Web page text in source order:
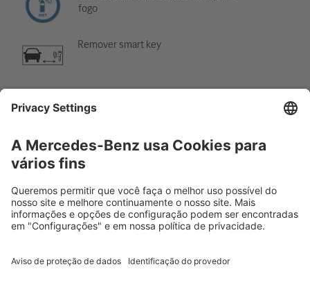
fogo
Remover smart key
Cuidado; baixa temperatura